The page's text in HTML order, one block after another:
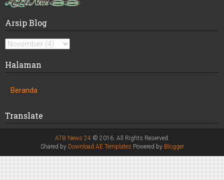
Arsip Blog
Halaman
Beranda
Translate
ATB News 24© 2016. All Rights Reserved.
Shared by Download AE Templates Powered by Blogger